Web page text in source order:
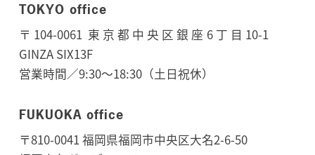
TOKYO office
〒104-0061 東京都中央区銀座6丁目10-1
GINZA SIX13F
営業時間／9:30～18:30（土日祝休）
FUKUOKA office
〒810-0041 福岡県福岡市中央区大名2-6-50